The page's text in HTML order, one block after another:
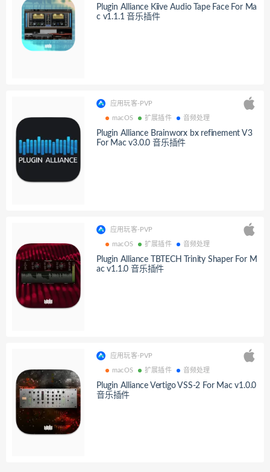
Plugin Alliance Kiive Audio Tape Face For Ma
c v1.1.1 音乐插件
应用玩客-PVP
macOS 扩展插件 音频处理
Plugin Alliance Brainworx bx refinement V3
For Mac v3.0.0 音乐插件
应用玩客-PVP
macOS 扩展插件 音频处理
Plugin Alliance TBTECH Trinity Shaper For M
ac v1.1.0 音乐插件
应用玩客-PVP
macOS 扩展插件 音频处理
Plugin Alliance Vertigo VSS-2 For Mac v1.0.0
音乐插件